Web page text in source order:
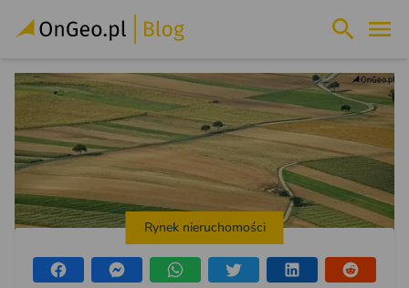
Rynek nieruchomości